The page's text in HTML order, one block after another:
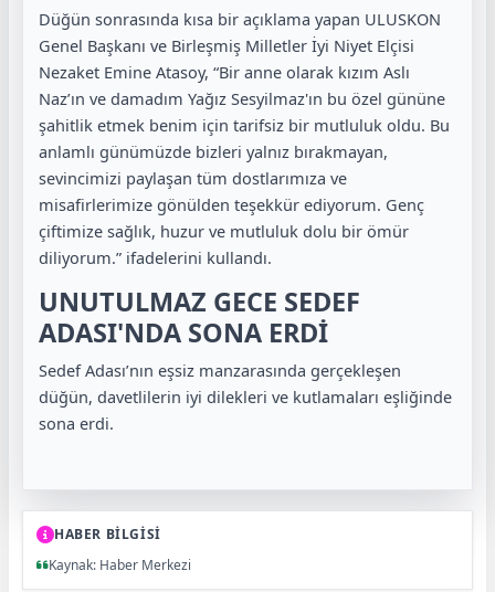
Düğün sonrasında kısa bir açıklama yapan ULUSKON
Genel Başkanı ve Birleşmiş Milletler İyi Niyet Elçisi
Nezaket Emine Atasoy, “Bir anne olarak kızım Aslı
Naz’ın ve damadım Yağız Sesyilmaz'ın bu özel gününe
şahitlik etmek benim için tarifsiz bir mutluluk oldu. Bu
anlamlı günümüzde bizleri yalnız bırakmayan,
sevincimizi paylaşan tüm dostlarımıza ve
misafirlerimize gönülden teşekkür ediyorum. Genç
çiftimize sağlık, huzur ve mutluluk dolu bir ömür
diliyorum.” ifadelerini kullandı.
UNUTULMAZ GECE SEDEF
ADASI'NDA SONA ERDİ
Sedef Adası’nın eşsiz manzarasında gerçekleşen
düğün, davetlilerin iyi dilekleri ve kutlamaları eşliğinde
sona erdi.
HABER BİLGİSİ
Kaynak: Haber Merkezi